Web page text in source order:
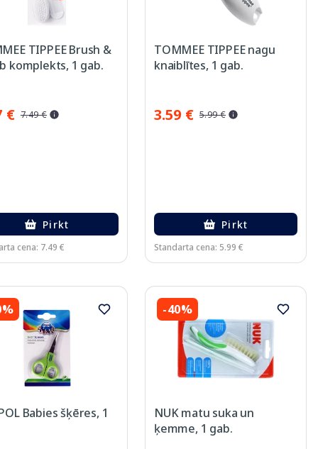
TIPPEE Brush &
komplekts, 1 gab.
€ 7.49 €
Pirkt
cena: 7.49 €
TOMMEE TIPPEE nagu
knaiblītes, 1 gab.
3.59 € 5.99 €
Pirkt
Standarta cena: 5.99 €
Babies šķēres, 1
-40%
NUK matu suka un
ķemme, 1 gab.